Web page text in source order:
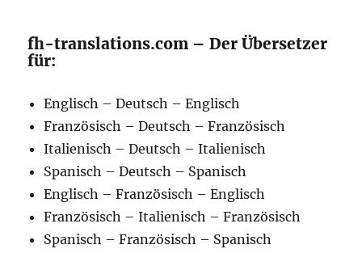
fh-translations.com – Der Übersetzer
für:
Englisch – Deutsch – Englisch
Französisch – Deutsch – Französisch
Italienisch – Deutsch – Italienisch
Spanisch – Deutsch – Spanisch
Englisch – Französisch – Englisch
Französisch – Italienisch – Französisch
Spanisch – Französisch – Spanisch